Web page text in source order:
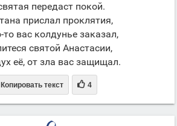
передаст покой.
прислал проклятия,
то вас колдунье заказал,
святой Анастасии,
её, от зла вас защищал.
Копировать текст  4